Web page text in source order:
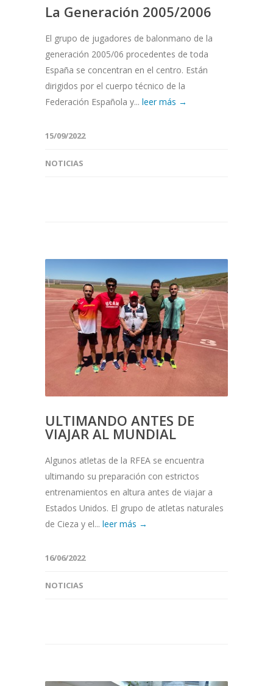
La Generación 2005/2006
El grupo de jugadores de balonmano de la
generación 2005/06 procedentes de toda
España se concentran en el centro. Están
dirigidos por el cuerpo técnico de la
Federación Española y... leer más →
15/09/2022
NOTICIAS
ULTIMANDO ANTES DE
VIAJAR AL MUNDIAL
Algunos atletas de la RFEA se encuentra
ultimando su preparación con estrictos
entrenamientos en altura antes de viajar a
Estados Unidos. El grupo de atletas naturales
de Cieza y el... leer más →
16/06/2022
NOTICIAS